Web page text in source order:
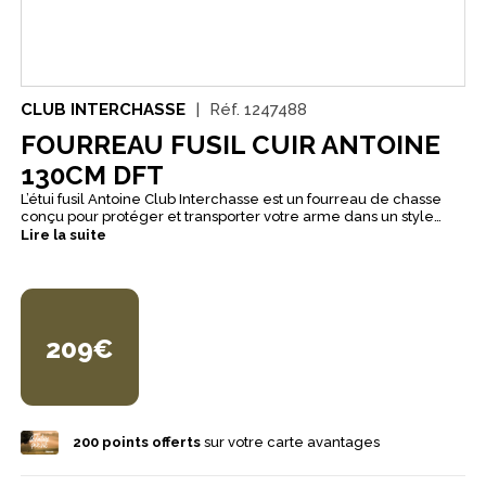
CLUB INTERCHASSE Réf. 1247488
FOURREAU FUSIL CUIR ANTOINE
130CM DFT
L’étui fusil Antoine Club Interchasse est un fourreau de chasse
conçu pour protéger et transporter votre arme dans un style
sobre et élégant. Avec sa finition marron et sa confection en cuir,
vache avec une doublure 100 % polyester. Sa longueur de 130
cm en fait une solution simple et fonctionnelle pour le transport
Club Interchasse.
Lire la suite
209€
200points offertssur votre carte avantages